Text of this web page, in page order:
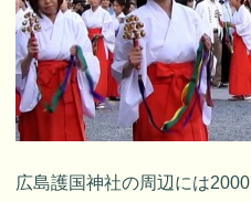
広島護国神社の周辺には